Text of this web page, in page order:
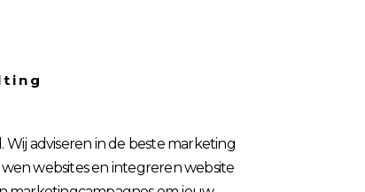
Wij adviseren in de beste marketing
websites en integreren website